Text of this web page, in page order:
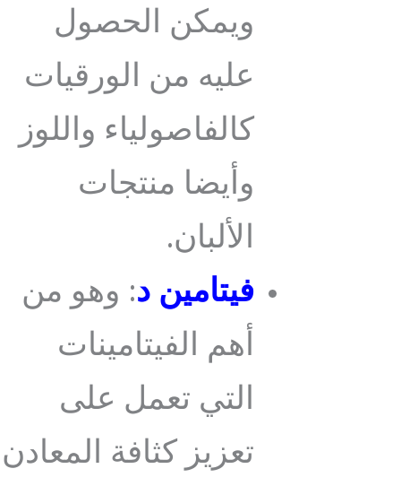
ويمكن الحصول
عليه من الورقيات
كالفاصولياء واللوز
وأيضا منتجات
الألبان.
فيتامين د: وهو من
أهم الفيتامينات
التي تعمل على
تعزيز كثافة المعادن